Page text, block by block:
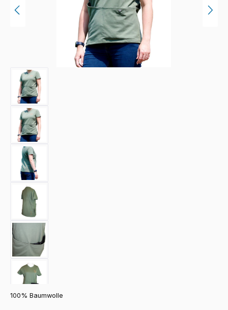
100% Baumwolle